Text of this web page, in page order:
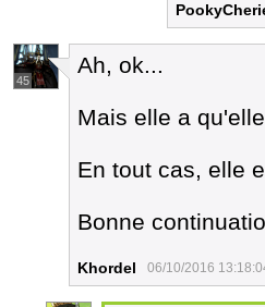
45
Ah, ok...
Mais elle a
En tout cas, elle
Bonne
Khordel 06/10/2016